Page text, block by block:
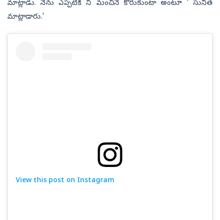
మాట్లాడు. నేను ఎప్పటికీ నీ మంచినే కోరుకుంటా అంటూ ' సునీత
మాట్లాడారు.'
View this post on Instagram